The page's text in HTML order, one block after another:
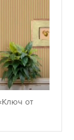
от